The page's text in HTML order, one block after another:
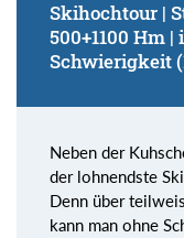
Skihochtour |
500+1100 Hm |
Schwierigkeit
Neben der
der lohnendste
Denn über
kann man ohne